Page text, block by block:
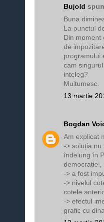
Bujold
Buna
La punctul
Din moment
de
programului
cam
inteleg?
Multumesc.
13 martie
Bogdan
Am explicat
-> soluția nu
îndelung în
democrației,
-> a fost
-> nivelul
cotele
-> efectul
grafic cu